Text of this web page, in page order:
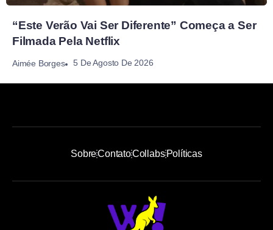
“Este Verão Vai Ser Diferente” Começa a Ser
Filmada Pela Netflix
Aimée Borges 5 De Agosto De 2026
SobreContatoCollabsPolíticas